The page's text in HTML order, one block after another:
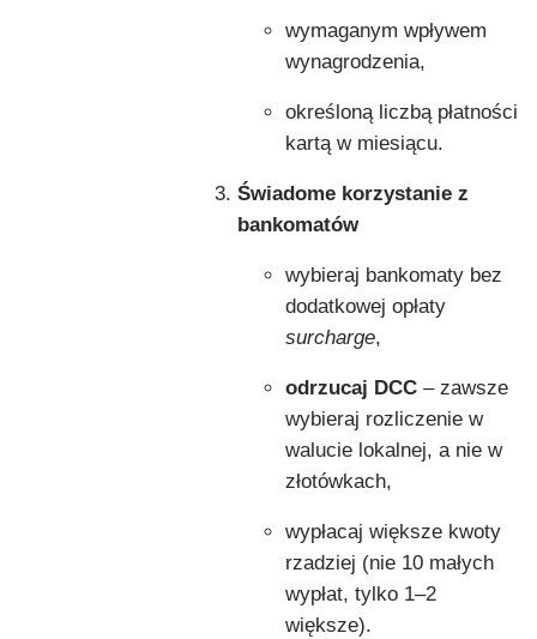
wymaganym wpływem
wynagrodzenia,
określoną liczbą płatności
kartą w miesiącu.
Świadome korzystanie z
bankomatów
wybieraj bankomaty bez
dodatkowej opłaty
surcharge,
odrzucaj DCC – zawsze
wybieraj rozliczenie w
walucie lokalnej, a nie w
złotówkach,
wypłacaj większe kwoty
rzadziej (nie 10 małych
wypłat, tylko 1–2
większe).